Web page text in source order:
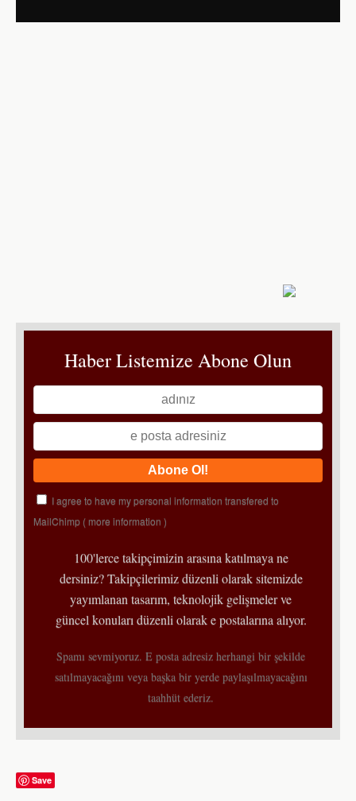
Haber Listemize Abone Olun
I agree to have my personal information transfered to
MailChimp ( more information )
100'lerce takipçimizin arasına katılmaya ne
dersiniz? Takipçilerimiz düzenli olarak sitemizde
yayımlanan tasarım, teknolojik gelişmeler ve
güncel konuları düzenli olarak e postalarına alıyor.
Spamı sevmiyoruz. E posta adresiz herhangi bir şekilde
satılmayacağını veya başka bir yerde paylaşılmayacağını
taahhüt ederiz.
Save